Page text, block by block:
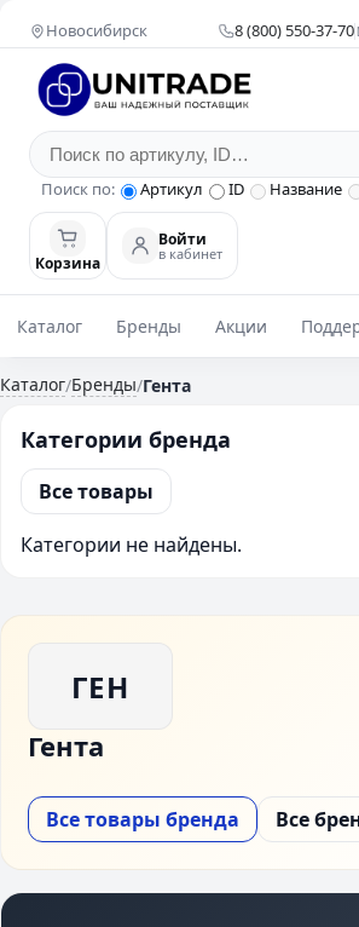
Новосибирск 8 (800) 550-37-70
Поиск по: Артикул ID Название
Корзина
Войти
в кабинет
Каталог Бренды Акции
Каталог/Бренды/Гента
Категории бренда
Все товары
Категории не найдены.
ГЕН
Гента
Все товары бренда Все